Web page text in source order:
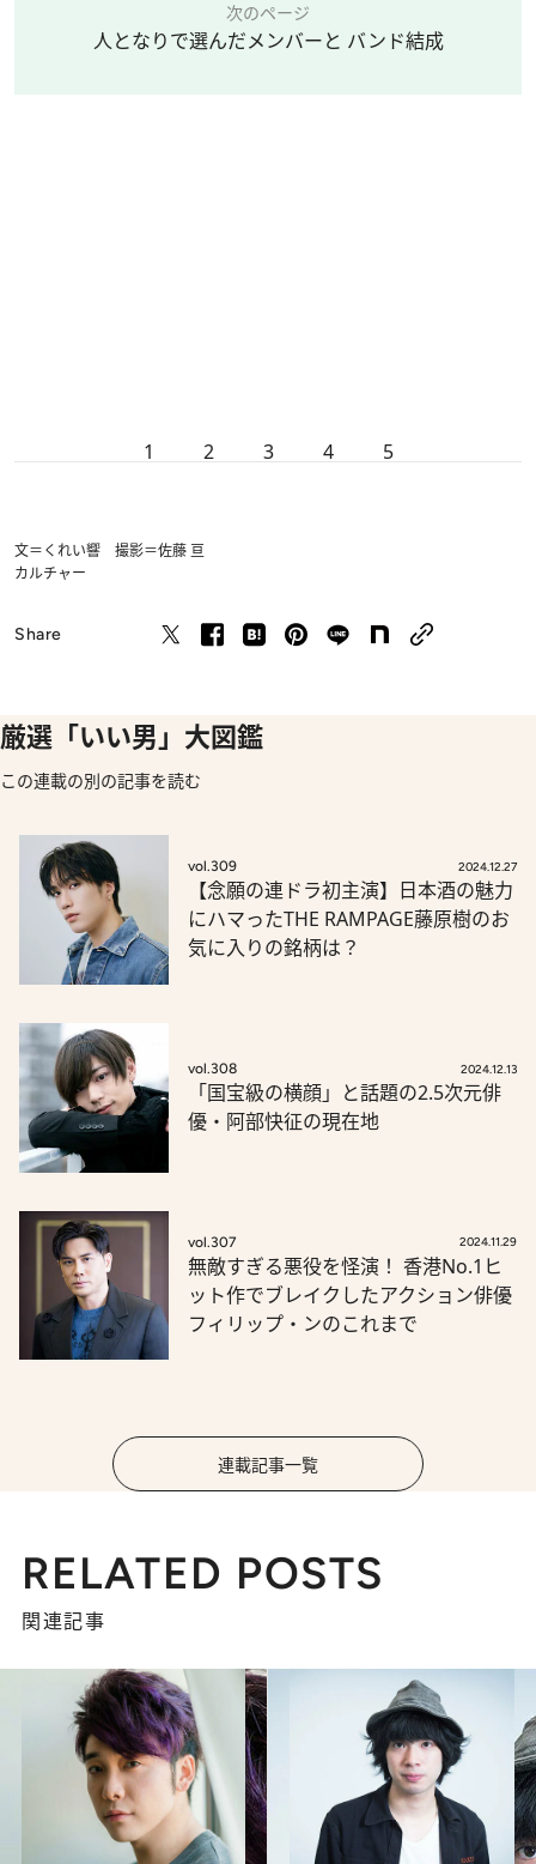
次のページ
人となりで選んだメンバーと バンド結成
1 2 3 4 5
文＝くれい響 撮影＝佐藤 亘
カルチャー
Share
厳選「いい男」大図鑑
この連載の別の記事を読む
vol.309 2024.12.27
【念願の連ドラ初主演】日本酒の魅力
にハマったTHE RAMPAGE藤原樹のお
気に入りの銘柄は？
vol.308 2024.12.13
「国宝級の横顔」と話題の2.5次元俳
優・阿部快征の現在地
vol.307 2024.11.29
無敵すぎる悪役を怪演！ 香港No.1ヒ
ット作でブレイクしたアクション俳優
フィリップ・ンのこれまで
連載記事一覧
RELATED POSTS
関連記事